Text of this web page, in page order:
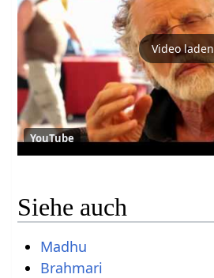
Video laden
YouTube
Siehe auch
Madhu
Brahmari